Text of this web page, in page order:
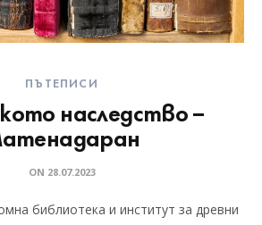
ПЪТЕПИСИ
наследство –
ON 28.07.2023
библиотека и институт за древни